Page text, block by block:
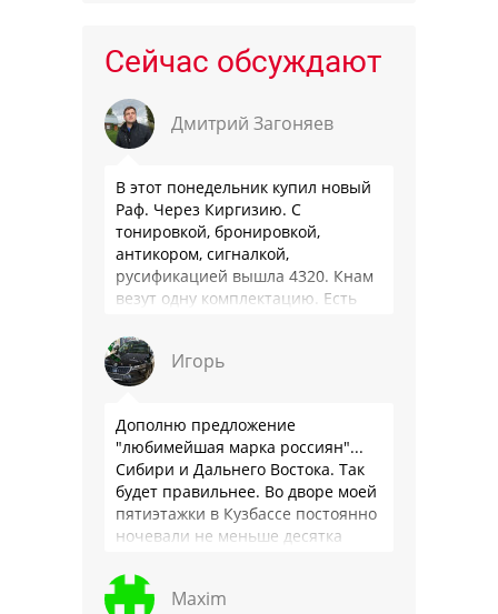
Сейчас обсуждают
Дмитрий Загоняев
В этот понедельник купил новый
Раф. Через Киргизию. С
тонировкой, бронировкой,
антикором, сигналкой,
русификацией вышла 4320. Кнам
везут одну комплектацию. Есть
(т. е. только интернет радио), нет
…
Игорь
Дополню предложение
"любимейшая марка россиян"...
Сибири и Дальнего Востока. Так
будет правильнее. Во дворе моей
пятиэтажки в Кузбассе постоянно
ночевали не меньше десятка
попадёшь в Прадо, Камри …
Maxim